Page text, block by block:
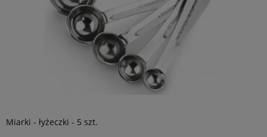
Miarki - łyżeczki - 5 szt.